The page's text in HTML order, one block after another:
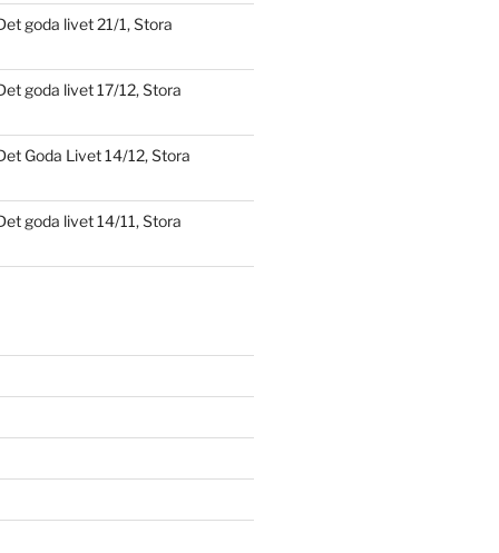
goda livet 21/1, Stora
goda livet 17/12, Stora
Goda Livet 14/12, Stora
goda livet 14/11, Stora